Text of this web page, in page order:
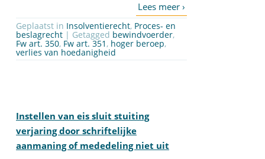
Geplaatst in Insolventierecht, Proces- en
beslagrecht | Getagged bewindvoerder,
Fw art. 350, Fw art. 351 , hoger beroep,
verlies van hoedanigheid
Instellen van eis sluit stuiting
verjaring door schriftelijke
aanmaning of mededeling niet uit